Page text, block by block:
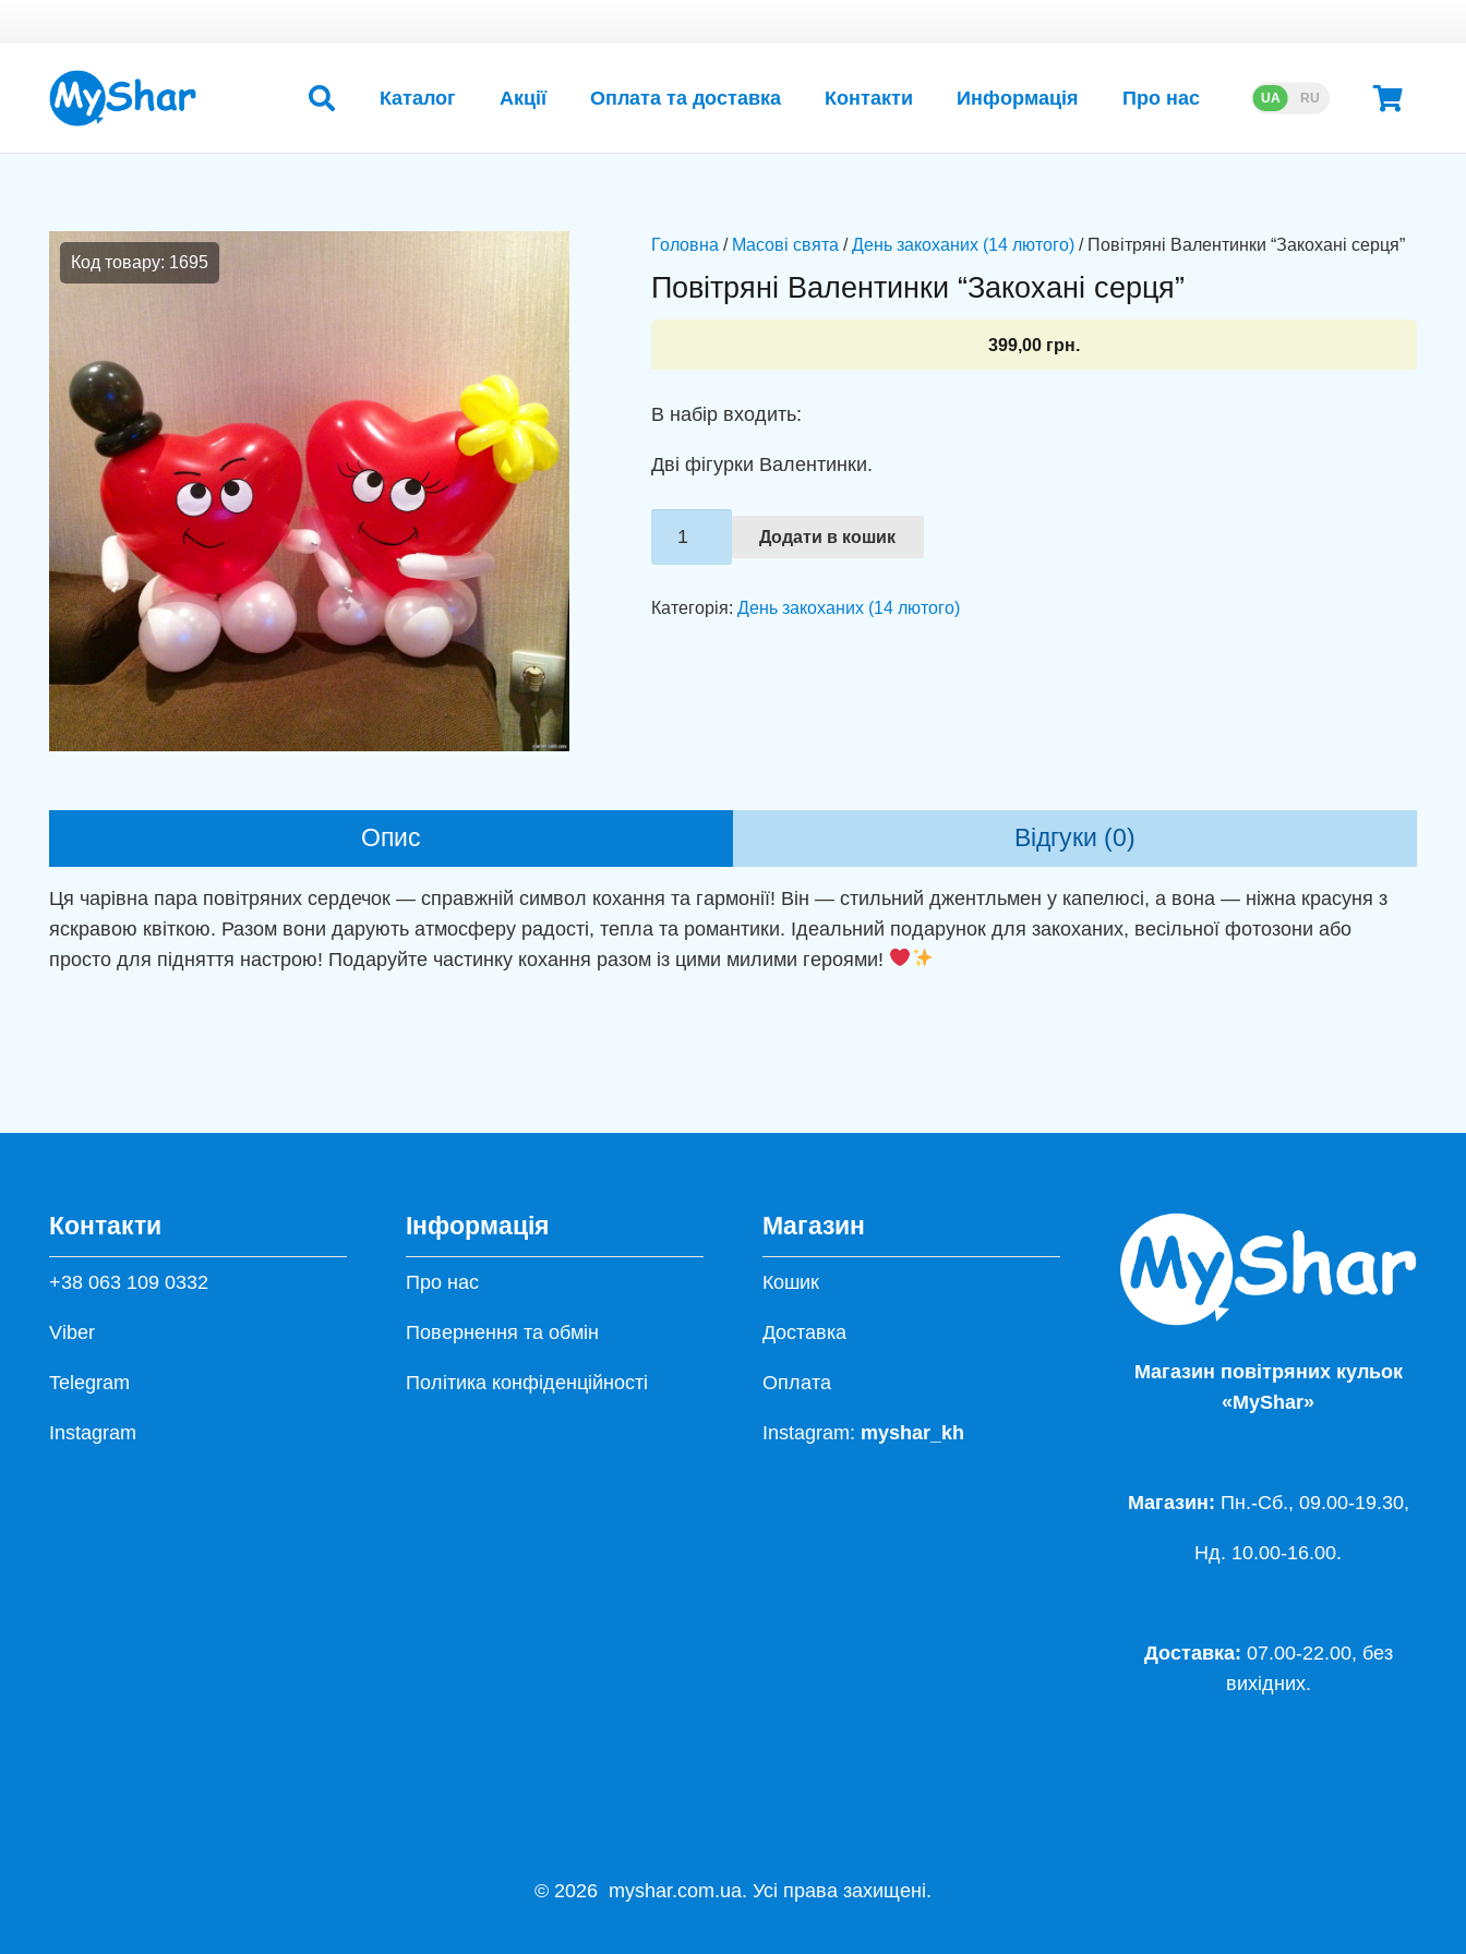
Каталог Акції Оплата та доставка Контакти Информація Про нас UA RU
Код товару: 1695
Головна / Масові свята /День закоханих (14 лютого)/ Повітряні Валентинки “Закохані серця”
Повітряні Валентинки “Закохані серця”
399,00 грн.
В набір входить:
Дві фігурки Валентинки.
серця"
Додати в кошик
Категорія: День закоханих (14 лютого)
Опис Відгуки (0)
Ця чарівна пара повітряних сердечок — справжній символ кохання та гармонії! Він — стильний джентльмен у капелюсі, а вона — ніжна красуня з
яскравою квіткою. Разом вони дарують атмосферу радості, тепла та романтики. Ідеальний подарунок для закоханих, весільної фотозони або
просто для підняття настрою! Подаруйте частинку кохання разом із цими милими героями!
Контакти
+38 063 109 0332
Viber
Telegram
Instagram
Інформація
Про нас
Повернення та обмін
Політика конфіденційності
Магазин
Кошик
Доставка
Оплата
Instagram: myshar_kh
Магазин повітряних кульок
«MyShar»
Магазин: Пн.-Сб., 09.00-19.30,
Нд. 10.00-16.00.
Доставка: 07.00-22.00, без
вихідних.
© 2026 myshar.com.ua. Усі права захищені.